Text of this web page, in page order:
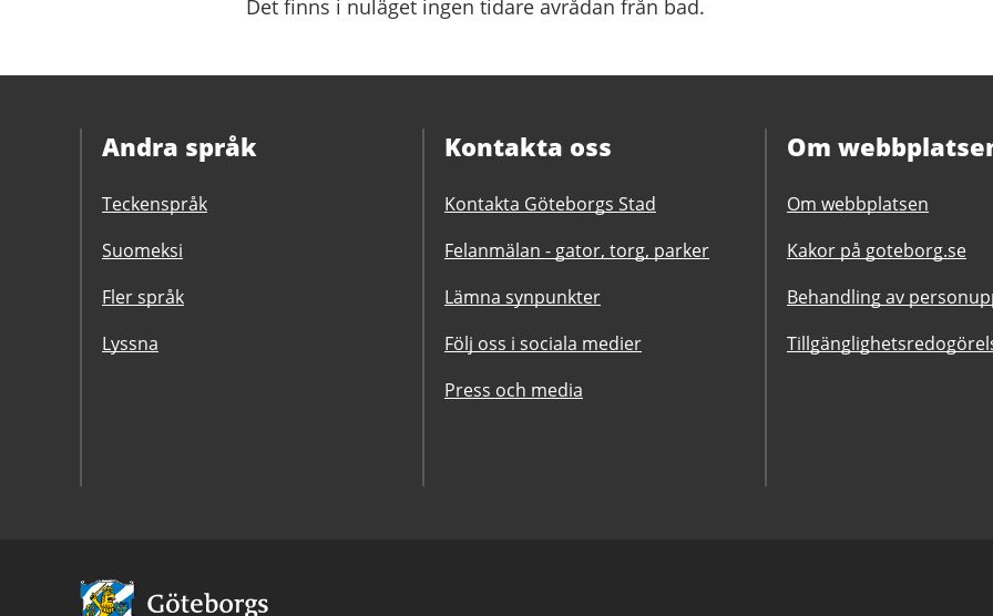
Det finns i nuläget ingen tidare avrådan från bad.
Andra språk
Teckenspråk
Suomeksi
Fler språk
Lyssna
Kontakta oss
Kontakta Göteborgs Stad
Felanmälan - gator, torg, parker
Lämna synpunkter
Följ oss i sociala medier
Press och media
Om
Om webbplatsen
Kakor på goteborg.se
Behandling av
Avsändare: